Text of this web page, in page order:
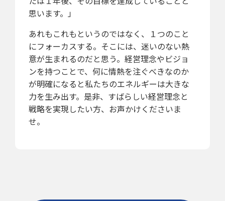
思います。」
あれもこれもというのではなく、１つのこと
にフォーカスする。そこには、迷いのない熱
意が生まれるのだと思う。経営理念やビジョ
ンを持つことで、何に情熱を注ぐべきなのか
が明確になると私たちのエネルギーは大きな
力を生み出す。是非、すばらしい経営理念と
戦略を実現したい方、お声かけくださいま
せ。